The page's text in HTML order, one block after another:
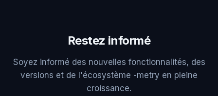
Restez informé
Soyez informé des nouvelles fonctionnalités, des
versions et de l'écosystème -metry en pleine
croissance.